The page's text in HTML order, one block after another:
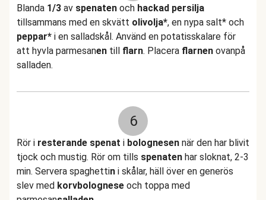
Blanda 1/3 av spenaten och hackad persilja
tillsammans med en skvätt olivolja*, en nypa salt* och
peppar* i en salladskål. Använd en potatisskalare för
att hyvla parmesanen till flarn. Placera flarnen ovanpå
salladen.
6
Rör i resterande spenat i bolognesen när den har blivit
tjock och mustig. Rör om tills spenaten har sloknat, 2-3
min. Servera spaghettin i skålar, häll över en generös
slev med korvbolognese och toppa med